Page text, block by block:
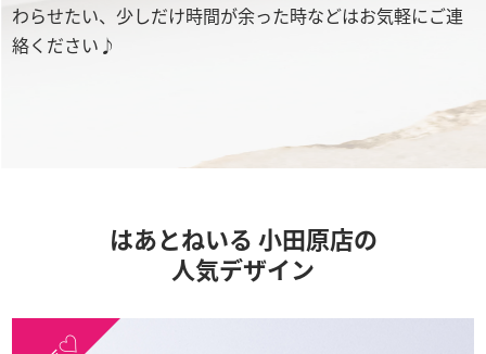
わらせたい、少しだけ時間が余った時などはお気軽にご連
絡ください♪
はあとねいる 小田原店の
人気デザイン